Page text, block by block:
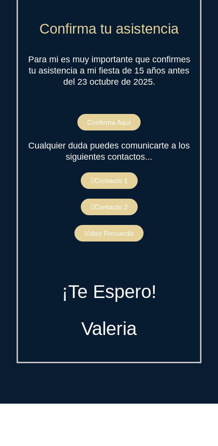
Confirma tu asistencia
Para mi es muy importante que confirmes
tu asistencia a mi fiesta de 15 años antes
del 23 octubre de 2025.
Confirma Aquí
Cualquier duda puedes comunicarte a los
siguientes contactos...
Contacto 1
Contacto 2
Video Recuerdo
¡Te Espero!
Valeria